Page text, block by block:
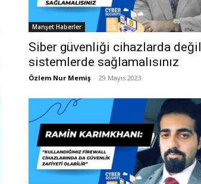
Manşet Haberler
Siber güvenliği cihazlarda değil
sistemlerde sağlamalısınız
Özlem Nur Memiş - 29 Mayıs 2023